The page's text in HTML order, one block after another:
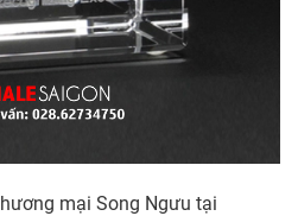
mại Song Ngưu tại